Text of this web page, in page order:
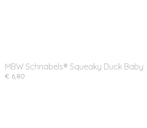
MBW Schnabels® Squeaky Duck Baby
€ 6,80